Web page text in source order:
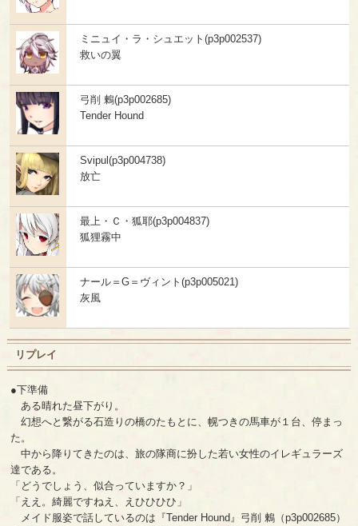
ミニュイ・ラ・シュエット(p3p002537)
救いの翼
弓削 鶫(p3p002685)
Tender Hound
Svipul(p3p004738)
放亡
最上・Ｃ・狐耶(p3p004837)
狐狸霧中
ナール＝G＝ヴィント(p3p005021)
灰風
リプレイ
●下準備
ある晴れた昼下がり。
幻想へと繋がる石造りの橋のたもとに、幌つきの馬車が１台、停まっ
た。
中から降りてきたのは、旅の隊商に扮した若い女性のイレギュラーズ
達である。
「どうでしょう、似合っていますか？」
「ええ。綺麗ですねえ、えひひひひ」
メイド服姿で話しているのは『Tender Hound』弓削 鶫（p3p002685）